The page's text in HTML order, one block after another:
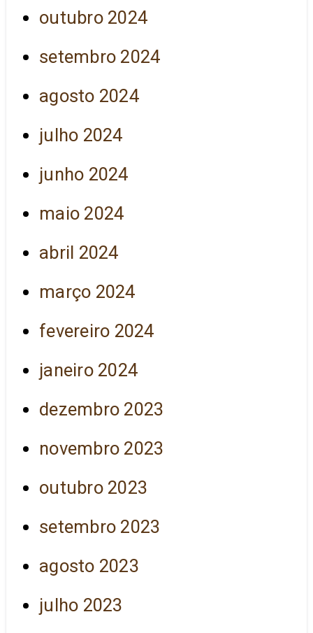
outubro 2024
setembro 2024
agosto 2024
julho 2024
junho 2024
maio 2024
abril 2024
março 2024
fevereiro 2024
janeiro 2024
dezembro 2023
novembro 2023
outubro 2023
setembro 2023
agosto 2023
julho 2023